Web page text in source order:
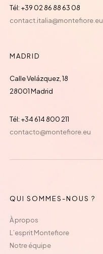
Tél: +39 02 86 88 63 08
contact.italia@montefiore.eu
MADRID
Calle Velázquez, 18
28001 Madrid
Tél: +34 614 800 211
contacto@montefiore.eu
QUI SOMMES-NOUS ?
À propos
L’esprit Montefiore
Notre équipe